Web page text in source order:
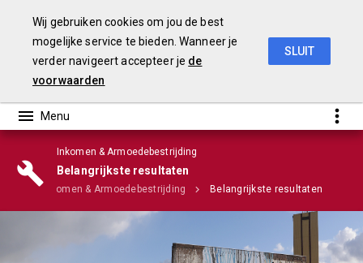
Infographic
Inkomen & Armoedebestrijding
Belangrijkste resultaten
Inkomen & Armoedebestrijding Belangrijkste resultaten
Wij gebruiken cookies om jou de best
mogelijke service te bieden. Wanneer je
verder navigeert accepteer je de
voorwaarden
SLUIT